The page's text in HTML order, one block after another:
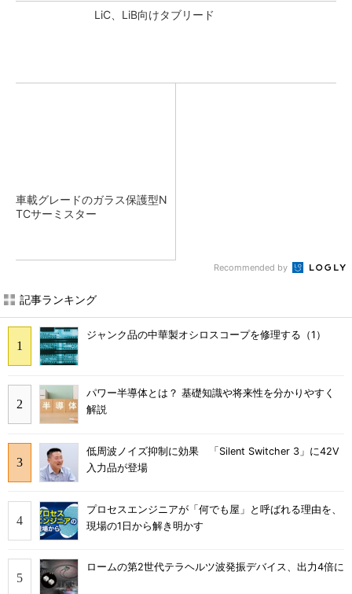
LiC、LiB向けタブリード
車載グレードのガラス保護型N
TCサーミスター
Recommended by
記事ランキング
ジャンク品の中華製オシロスコープを修理する（1）
パワー半導体とは？ 基礎知識や将来性を分かりやすく
解説
低周波ノイズ抑制に効果 「Silent Switcher 3」に42V
入力品が登場
プロセスエンジニアが「何でも屋」と呼ばれる理由を、
現場の1日から解き明かす
ロームの第2世代テラヘルツ波発振デバイス、出力4倍に